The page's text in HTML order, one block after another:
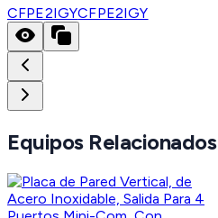
CFPE2IGYCFPE2IGY
Equipos Relacionados